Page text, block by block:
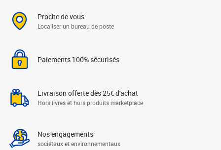
Proche de vous
Localiser un bureau de poste
Paiements 100% sécurisés
Livraison offerte dès 25€ d'achat
Hors livres et hors produits marketplace
Nos engagements
sociétaux et environnementaux